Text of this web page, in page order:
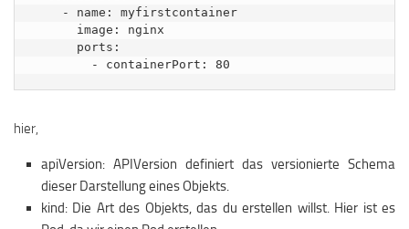
        - containerPort: 80
hier,
apiVersion: APIVersion definiert das versionierte Schema
dieser Darstellung eines Objekts.
kind: Die Art des Objekts, das du erstellen willst. Hier ist es